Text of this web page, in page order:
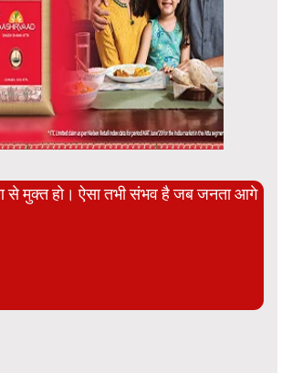
से मुक्त हो। ऐसा तभी संभव है जब जनता आगे